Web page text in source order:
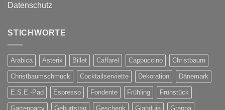
Datenschutz
STICHWORTE
Arabica Asterix Billet Caffarel Cappuccino Christbaum
Christbaumschmuck Cocktailserviette Dekoration Dänemark
E.S.E.-Pad Espresso Fondente Frühling Frühstück
Gartenparty Geburtstag Geschenk Gianduia Grappa